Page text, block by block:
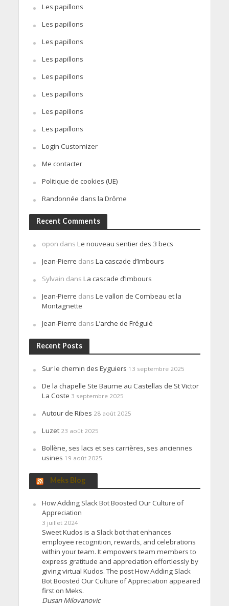
Les papillons
Les papillons
Les papillons
Les papillons
Les papillons
Les papillons
Les papillons
Les papillons
Login Customizer
Me contacter
Politique de cookies (UE)
Randonnée dans la Drôme
Recent Comments
opon dans Le nouveau sentier des 3 becs
Jean-Pierre dans La cascade d’Imbours
Sylvain dans La cascade d’Imbours
Jean-Pierre dans Le vallon de Combeau et la
Montagnette
Jean-Pierre dans L’arche de Fréguié
Recent Posts
Sur le chemin des Eyguiers 13 septembre 2025
De la chapelle Ste Baume au Castellas de St Victor
La Coste 3 septembre 2025
Autour de Ribes 28 août 2025
Luzet 23 août 2025
Bollène, ses lacs et ses carrières, ses anciennes
usines 19 août 2025
Meks Blog
How Adding Slack Bot Boosted Our Culture of
Appreciation
3 juillet 2024
Sweet Kudos is a Slack bot that enhances
employee recognition, rewards, and celebrations
within your team. It empowers team members to
express gratitude and appreciation effortlessly by
giving virtual Kudos. The post How Adding Slack
Bot Boosted Our Culture of Appreciation appeared
first on Meks.
Dusan Milovanovic